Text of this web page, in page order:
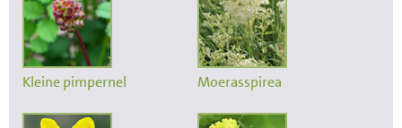
Kleine pimpernel Moerasspirea